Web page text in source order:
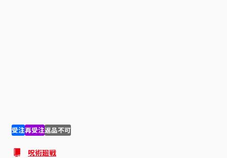
受注再受注返品不可
呪術廻戦